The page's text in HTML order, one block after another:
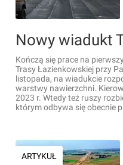
Kończą się prace na
Trasy Łazienkowskiej przy
listopada, na wiadukcie
warstwy nawierzchni.
2023 r. Wtedy też ruszy
którym odbywa się obecnie
ARTYKUŁ